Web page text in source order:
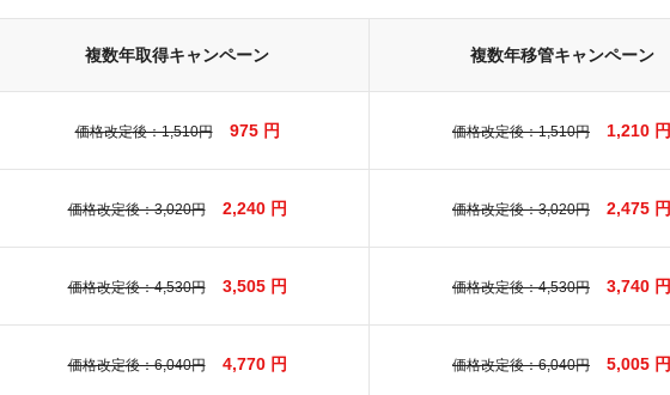
複数年取得キャンペーン 複数年移管キャンペーン
価格改定後：1,510円 975 円 価格改定後：1,510円 1,210 円
価格改定後：3,020円 2,240 円 価格改定後：3,020円 2,475 円
価格改定後：4,530円 3,505 円 価格改定後：4,530円 3,740 円
価格改定後：6,040円 4,770 円 価格改定後：6,040円 5,005 円